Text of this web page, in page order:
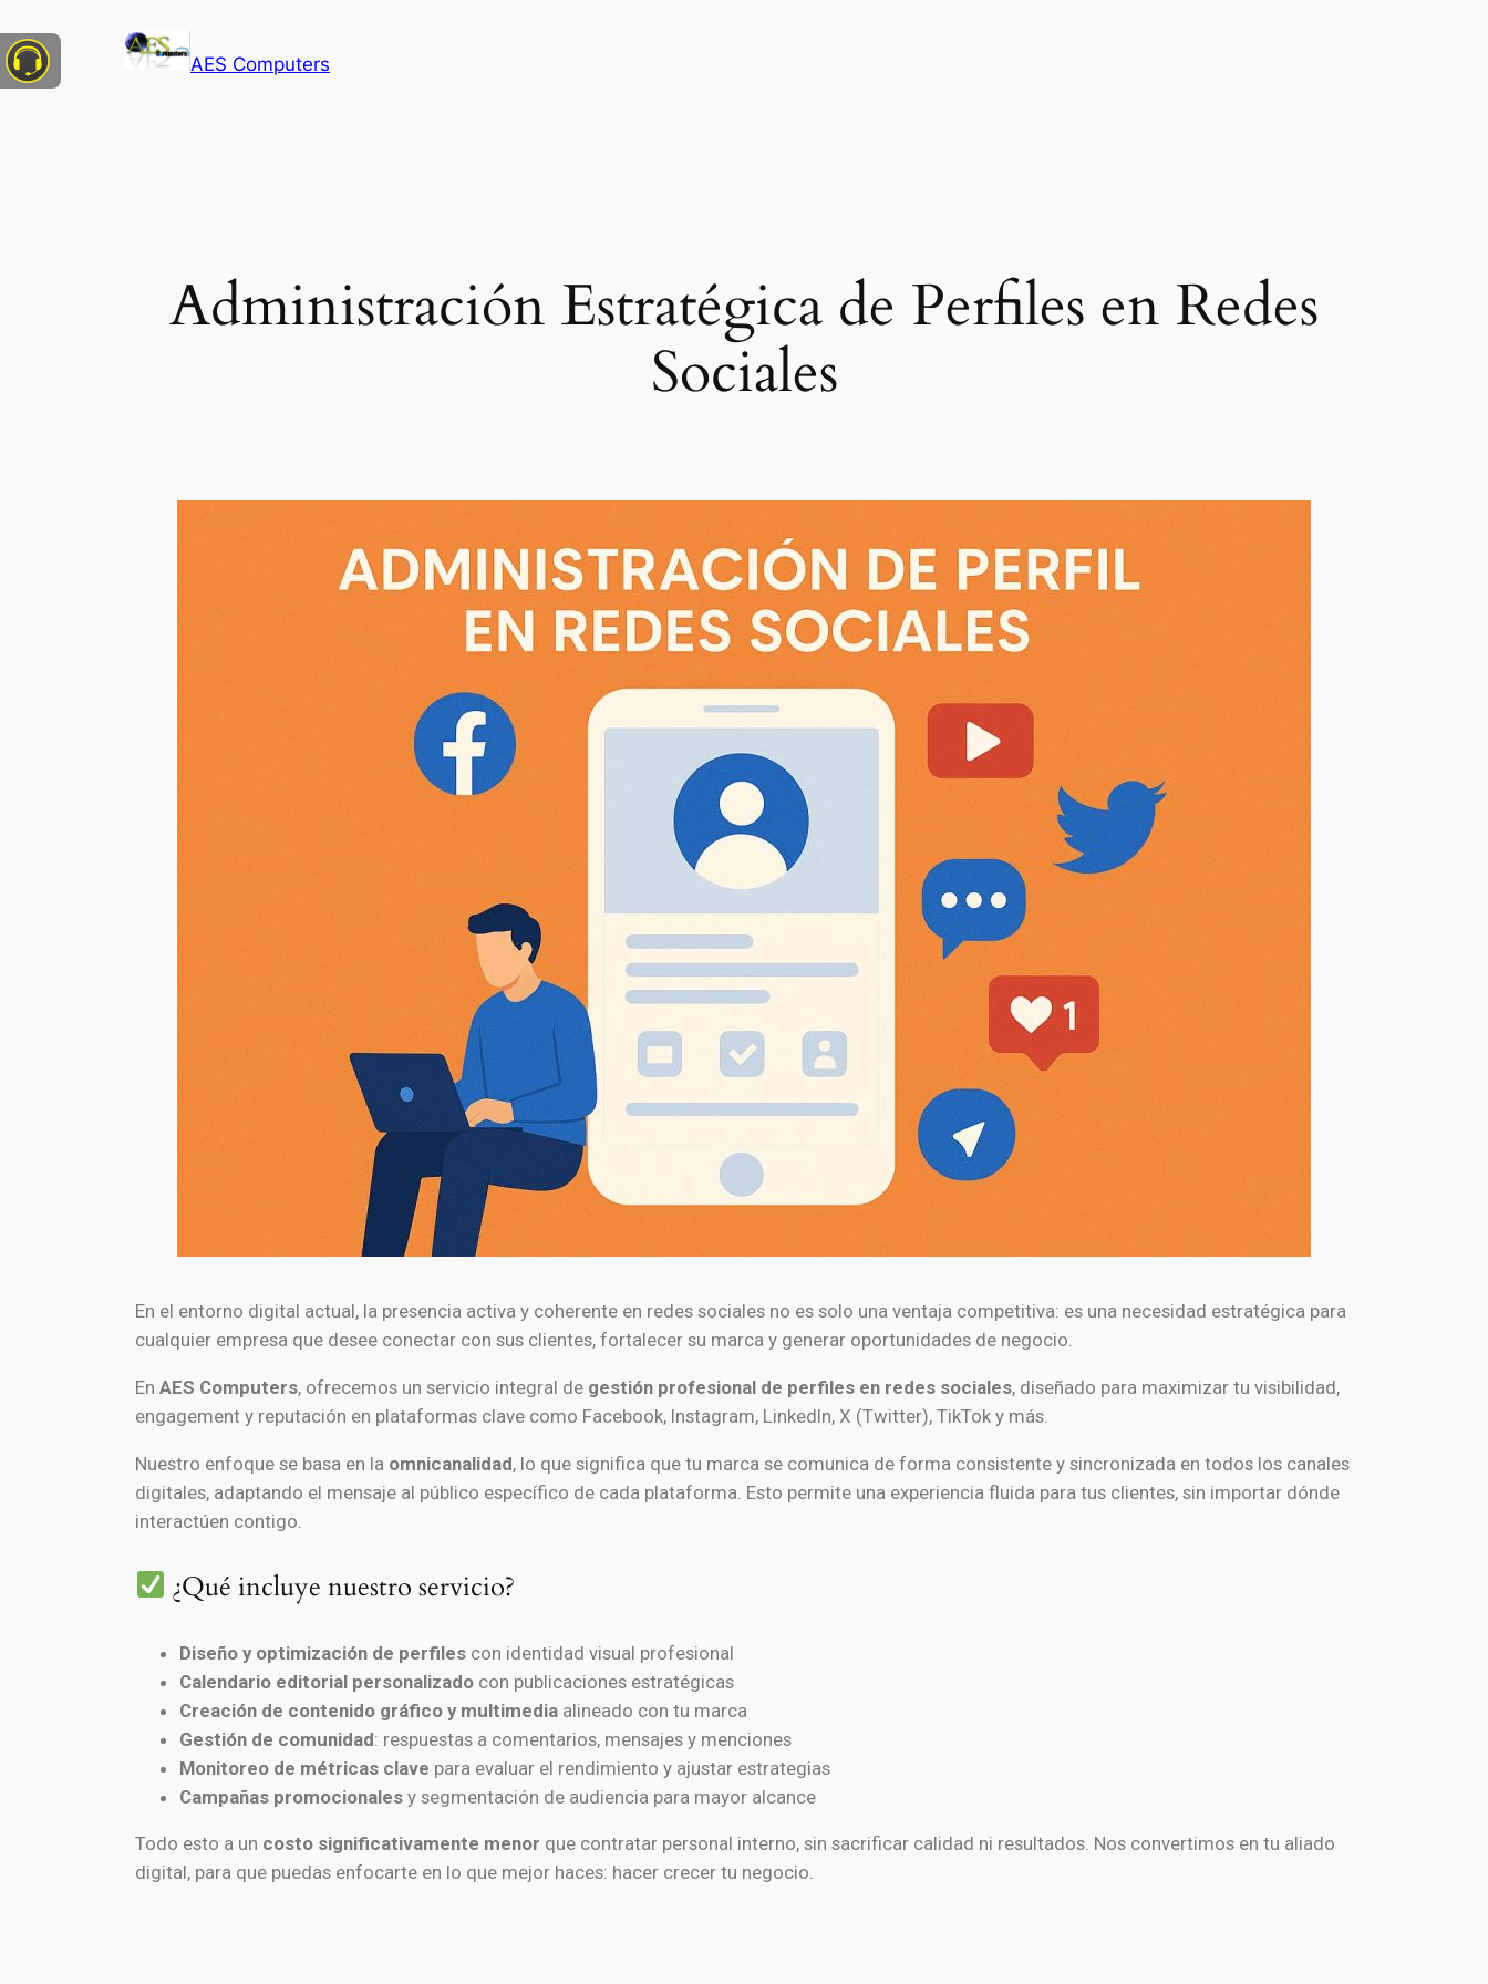
AES Computers
Administración Estratégica de Perfiles en Redes
Sociales
En el entorno digital actual, la presencia activa y coherente en redes sociales no es solo una ventaja competitiva: es una necesidad estratégica para
cualquier empresa que desee conectar con sus clientes, fortalecer su marca y generar oportunidades de negocio.
En AES Computers, ofrecemos un servicio integral de gestión profesional de perfiles en redes sociales, diseñado para maximizar tu visibilidad,
engagement y reputación en plataformas clave como Facebook, Instagram, LinkedIn, X (Twitter), TikTok y más.
Nuestro enfoque se basa en la omnicanalidad, lo que significa que tu marca se comunica de forma consistente y sincronizada en todos los canales
digitales, adaptando el mensaje al público específico de cada plataforma. Esto permite una experiencia fluida para tus clientes, sin importar dónde
interactúen contigo.
¿Qué incluye nuestro servicio?
Diseño y optimización de perfiles con identidad visual profesional
Calendario editorial personalizado con publicaciones estratégicas
Creación de contenido gráfico y multimedia alineado con tu marca
Gestión de comunidad: respuestas a comentarios, mensajes y menciones
Monitoreo de métricas clave para evaluar el rendimiento y ajustar estrategias
Campañas promocionales y segmentación de audiencia para mayor alcance
Todo esto a un costo significativamente menor que contratar personal interno, sin sacrificar calidad ni resultados. Nos convertimos en tu aliado
digital, para que puedas enfocarte en lo que mejor haces: hacer crecer tu negocio.